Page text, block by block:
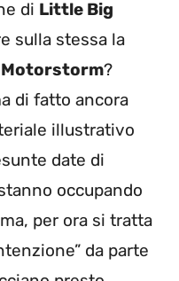
di Little Big
sulla stessa la
Motorstorm?
di fatto ancora
illustrativo
date di
occupando
per ora si tratta
da parte